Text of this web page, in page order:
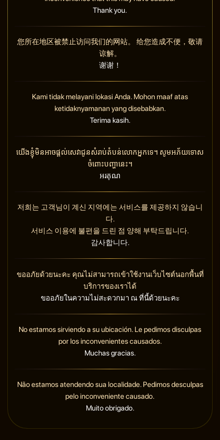
Thank you.
您所在地区被禁止访问我们的网站。 给您造成不便，敬请
谅解。
谢谢！
Kami tidak melayani lokasi Anda. Mohon maaf atas
ketidaknyamanan yang disebabkan.
Terima kasih.
យើងខ្ញុំមិនអាចផ្តល់សេវាជូនសំរាប់តំបន់លោកអ្នកទេ។ សូមអភ័យទោស
ចំពោះបញ្ហានេះ។
អរគុណ
저희는 고객님이 계신 지역에는 서비스를 제공하지 않습니
다.
서비스 이용에 불편을 드린 점 양해 부탁드립니다.
감사합니다.
ขออภัยด้วยนะคะ คุณไม่สามารถเข้าใช้งานเว็บไซต์นอกพื้นที่
บริการของเราได้
ขออภัยในความไม่สะดวกมา ณ ที่นี้ด้วยนะคะ
No estamos sirviendo a su ubicación. Le pedimos disculpas
por los inconvenientes causados.
Muchas gracias.
Não estamos atendendo sua localidade. Pedimos desculpas
pelo inconveniente causado.
Muito obrigado.